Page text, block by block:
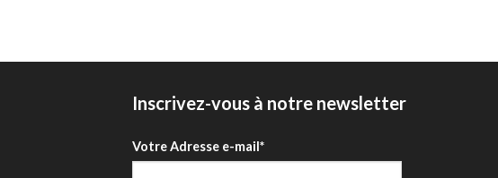
Inscrivez-vous à notre newsletter
Votre Adresse e-mail*